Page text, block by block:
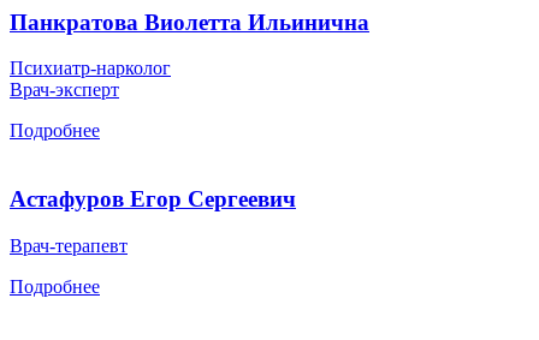
Панкратова Виолетта Ильинична
Психиатр-нарколог
Врач-эксперт
Подробнее
Астафуров Егор Сергеевич
Врач-терапевт
Подробнее